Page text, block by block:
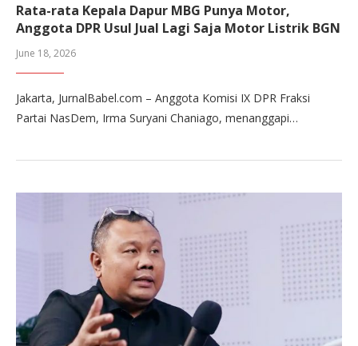
Rata-rata Kepala Dapur MBG Punya Motor,
Anggota DPR Usul Jual Lagi Saja Motor Listrik BGN
June 18, 2026
Jakarta, JurnalBabel.com – Anggota Komisi IX DPR Fraksi
Partai NasDem, Irma Suryani Chaniago, menanggapi…